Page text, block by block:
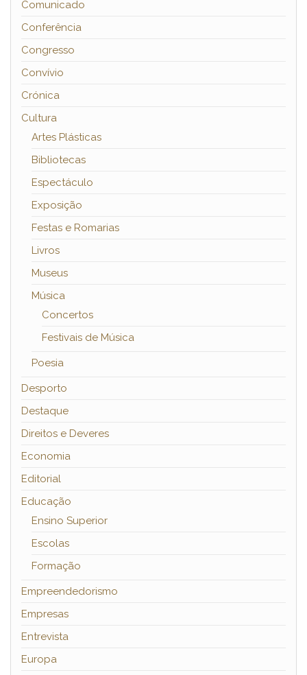
Comunicado
Conferência
Congresso
Convívio
Crónica
Cultura
Artes Plásticas
Bibliotecas
Espectáculo
Exposição
Festas e Romarias
Livros
Museus
Música
Concertos
Festivais de Música
Poesia
Desporto
Destaque
Direitos e Deveres
Economia
Editorial
Educação
Ensino Superior
Escolas
Formação
Empreendedorismo
Empresas
Entrevista
Europa